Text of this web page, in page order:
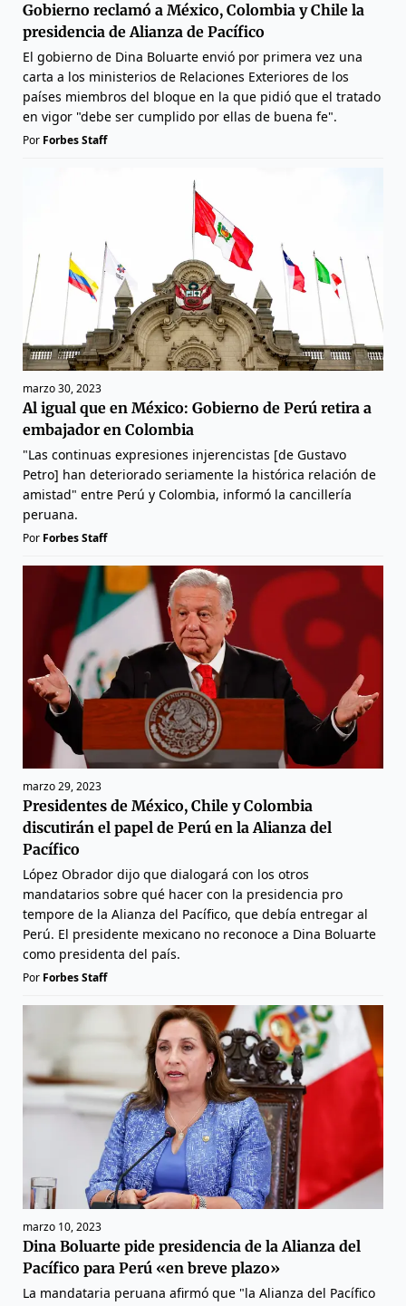
Gobierno reclamó a México, Colombia y Chile la
presidencia de Alianza de Pacífico
El gobierno de Dina Boluarte envió por primera vez una
carta a los ministerios de Relaciones Exteriores de los
países miembros del bloque en la que pidió que el tratado
en vigor "debe ser cumplido por ellas de buena fe".
Por Forbes Staff
marzo 30, 2023
Al igual que en México: Gobierno de Perú retira a
embajador en Colombia
"Las continuas expresiones injerencistas [de Gustavo
Petro] han deteriorado seriamente la histórica relación de
amistad" entre Perú y Colombia, informó la cancillería
peruana.
Por Forbes Staff
marzo 29, 2023
Presidentes de México, Chile y Colombia
discutirán el papel de Perú en la Alianza del
Pacífico
López Obrador dijo que dialogará con los otros
mandatarios sobre qué hacer con la presidencia pro
tempore de la Alianza del Pacífico, que debía entregar al
Perú. El presidente mexicano no reconoce a Dina Boluarte
como presidenta del país.
Por Forbes Staff
marzo 10, 2023
Dina Boluarte pide presidencia de la Alianza del
Pacífico para Perú «en breve plazo»
La mandataria peruana afirmó que "la Alianza del Pacífico